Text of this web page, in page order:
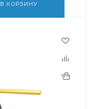
В КОРЗИНУ